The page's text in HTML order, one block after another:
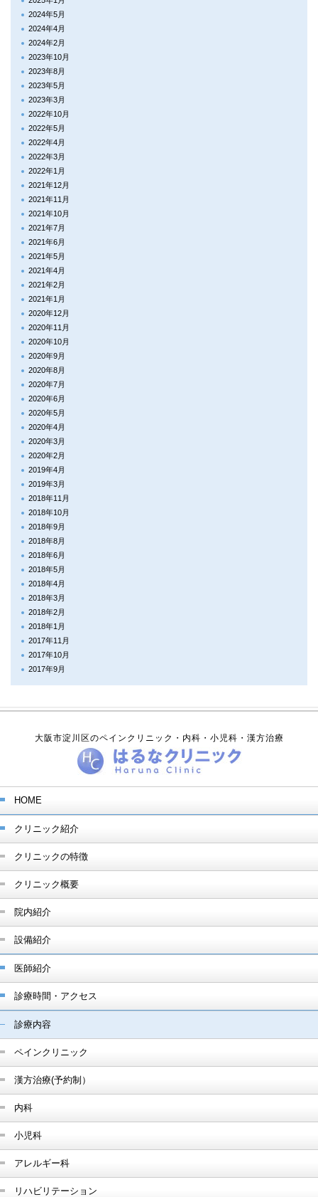
2024年5月
2024年4月
2024年2月
2023年10月
2023年8月
2023年5月
2023年3月
2022年10月
2022年5月
2022年4月
2022年3月
2022年1月
2021年12月
2021年11月
2021年10月
2021年7月
2021年6月
2021年5月
2021年4月
2021年2月
2021年1月
2020年12月
2020年11月
2020年10月
2020年9月
2020年8月
2020年7月
2020年6月
2020年5月
2020年4月
2020年3月
2020年2月
2019年4月
2019年3月
2018年11月
2018年10月
2018年9月
2018年8月
2018年6月
2018年5月
2018年4月
2018年3月
2018年2月
2018年1月
2017年11月
2017年10月
2017年9月
大阪市淀川区のペインクリニック・内科・小児科・漢方治療
HOME
クリニック紹介
クリニックの特徴
クリニック概要
院内紹介
設備紹介
医師紹介
診療時間・アクセス
診療内容
ペインクリニック
漢方治療(予約制）
内科
小児科
アレルギー科
リハビリテーション